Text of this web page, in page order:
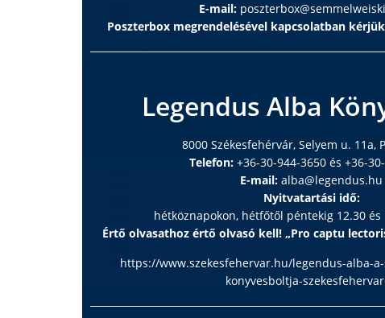
E-mail:
Poszterbox megrendelésével kapcsolatban
Legendus Alba
8000 Székesfehérvár, Selyem u. 11a,
Telefon:+36-30-944-3650 és +36-
E-mail: alba@legendus.hu
Nyitvatartási idő:
hétköznapokon, hétfőtől péntekig 12.30 és
Értő olvasathoz értő olvasó kell! „Pro captu
https://www.szekesfehervar.hu/legendus-alba-
konyvesboltja-